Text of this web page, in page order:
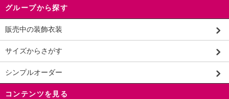
グループから探す
販売中の装飾衣装
サイズからさがす
シンプルオーダー
コンテンツを見る